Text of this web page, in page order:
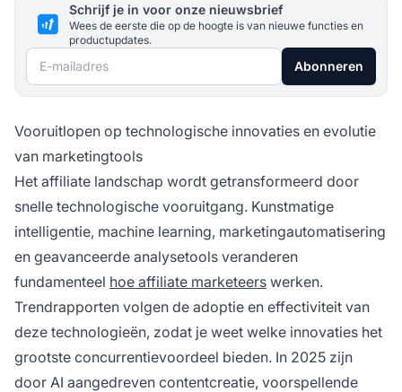
Schrijf je in voor onze nieuwsbrief
Wees de eerste die op de hoogte is van nieuwe functies en
productupdates.
E-mailadres Abonneren
Vooruitlopen op technologische innovaties en evolutie
van marketingtools
Het affiliate landschap wordt getransformeerd door
snelle technologische vooruitgang. Kunstmatige
intelligentie, machine learning, marketingautomatisering
en geavanceerde analysetools veranderen
fundamenteel hoe affiliate marketeers werken.
Trendrapporten volgen de adoptie en effectiviteit van
deze technologieën, zodat je weet welke innovaties het
grootste concurrentievoordeel bieden. In 2025 zijn
door AI aangedreven contentcreatie, voorspellende